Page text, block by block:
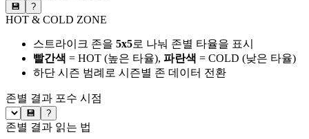
💾 ?
HOT & COLD ZONE
스트라이크 존을 5x5로 나눠 존별 타율을 표시
빨간색 = HOT (높은 타율), 파란색 = COLD (낮은 타율)
하단 시즌 범례로 시즌별 존 데이터 전환
존별 결과 포수 시점
💾 ?
존별 결과 읽는 법